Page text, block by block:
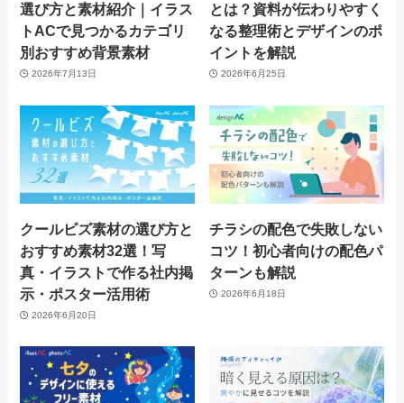
選び方と素材紹介｜イラス
トACで見つかるカテゴリ
別おすすめ背景素材
2026年7月13日
とは？資料が伝わりやすく
なる整理術とデザインのポ
イントを解説
2026年6月25日
クールビズ素材の選び方と
おすすめ素材32選！写
真・イラストで作る社内掲
示・ポスター活用術
2026年6月20日
チラシの配色で失敗しない
コツ！初心者向けの配色パ
ターンも解説
2026年6月18日